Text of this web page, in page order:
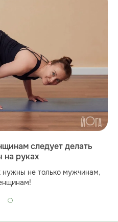
следует делать
на руках
нужны не только мужчинам,